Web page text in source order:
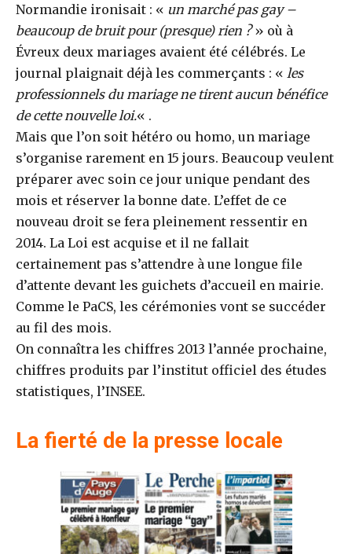
Normandie ironisait : « un marché pas gay –
beaucoup de bruit pour (presque) rien ?» où à
Évreux deux mariages avaient été célébrés. Le
journal plaignait déjà les commerçants : « les
professionnels du mariage ne tirent aucun bénéfice
de cette nouvelle loi.« .
Mais que l’on soit hétéro ou homo, un mariage
s’organise rarement en 15 jours. Beaucoup veulent
préparer avec soin ce jour unique pendant des
mois et réserver la bonne date. L’effet de ce
nouveau droit se fera pleinement ressentir en
2014. La Loi est acquise et il ne fallait
certainement pas s’attendre à une longue file
d’attente devant les guichets d’accueil en mairie.
Comme le PaCS, les cérémonies vont se succéder
au fil des mois.
On connaîtra les chiffres 2013 l’année prochaine,
chiffres produits par l’institut officiel des études
statistiques, l’INSEE.
La fierté de la presse locale